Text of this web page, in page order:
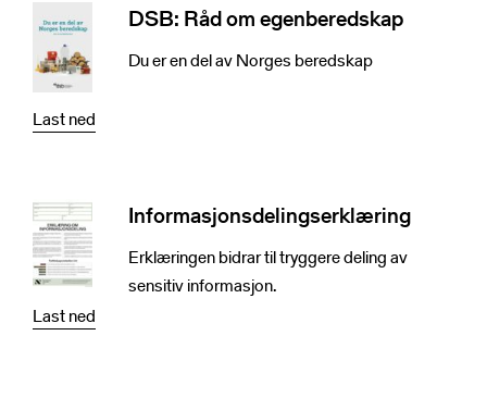
NSRs kontaktregister
Varde
Heimdall
Basun
VTS-analyse
Publikasjoner
Informasjonsdeling
NSR Strategi
Vedtekter
Medlemsbedrifter
Styret
Bli medlem
NSR Digital
NSR Medlem
Søk
Last ned
DSB: Råd om egenberedskap
Du er en del av Norges beredskap
Last ned
Informasjonsdelingserklæring
Erklæringen bidrar til tryggere deling av
sensitiv informasjon.